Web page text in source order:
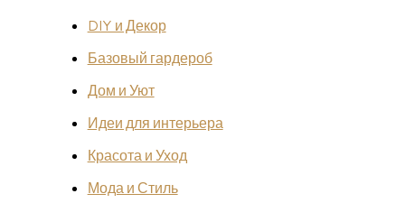
DIY и Декор
Базовый гардероб
Дом и Уют
Идеи для интерьера
Красота и Уход
Мода и Стиль